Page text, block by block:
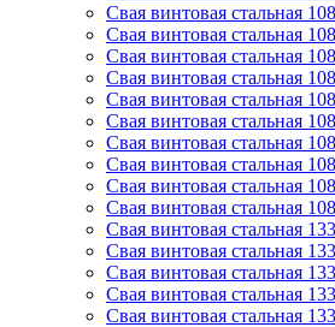
Свая винтовая стальная
Свая винтовая стальная
Свая винтовая стальная
Свая винтовая стальная
Свая винтовая стальная
Свая винтовая стальная
Свая винтовая стальная
Свая винтовая стальная
Свая винтовая стальная
Свая винтовая стальная
Свая винтовая стальная
Свая винтовая стальная
Свая винтовая стальная
Свая винтовая стальная
Свая винтовая стальная